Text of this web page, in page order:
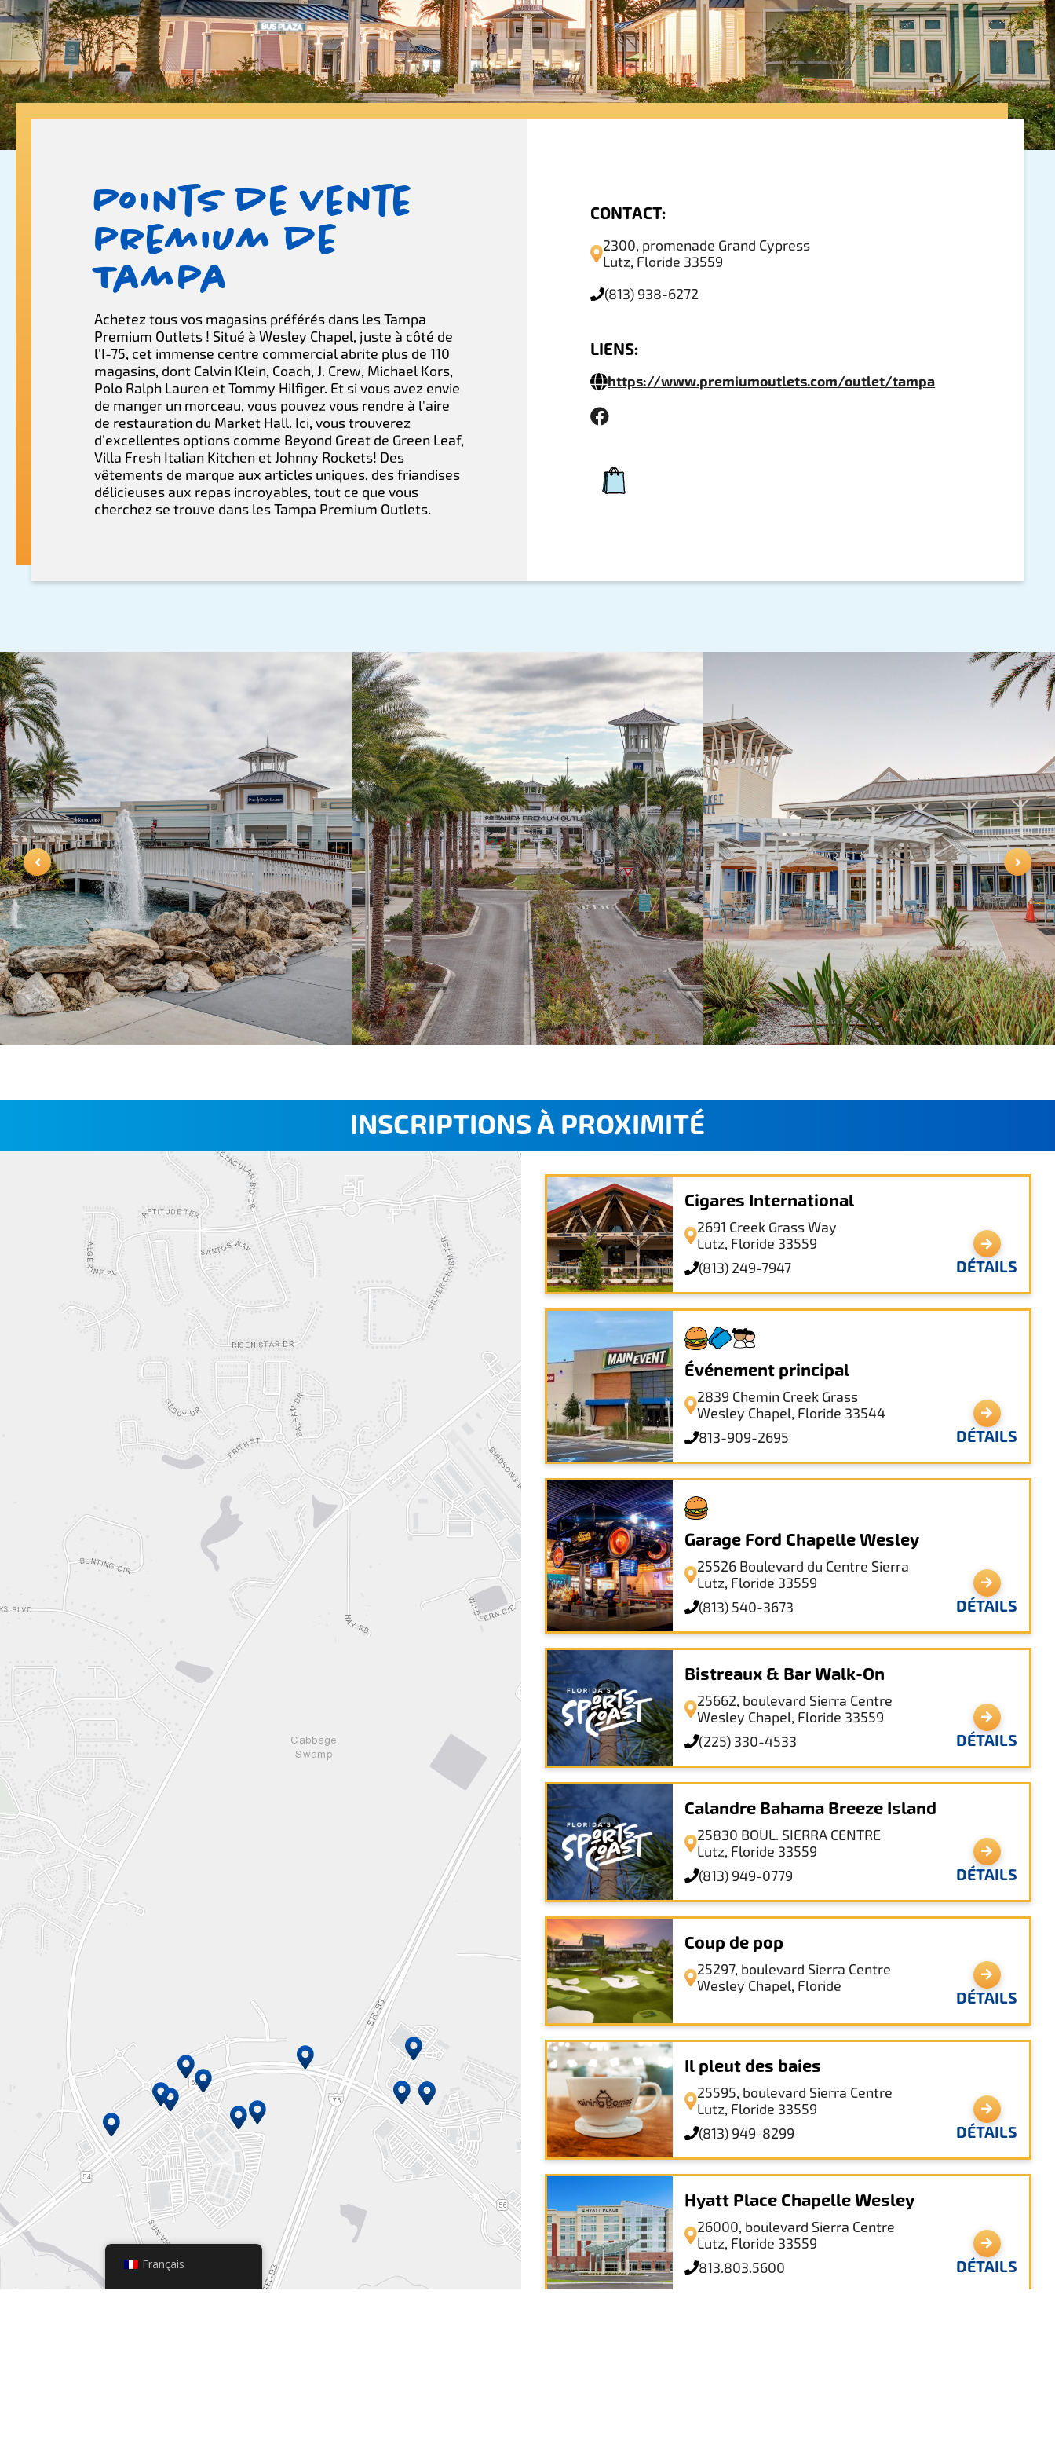
Points de vente
premium de
Tampa
Achetez tous vos magasins préférés dans les Tampa
Premium Outlets ! Situé à Wesley Chapel, juste à côté de
l'I-75, cet immense centre commercial abrite plus de 110
magasins, dont Calvin Klein, Coach, J. Crew, Michael Kors,
Polo Ralph Lauren et Tommy Hilfiger. Et si vous avez envie
de manger un morceau, vous pouvez vous rendre à l'aire
de restauration du Market Hall. Ici, vous trouverez
d'excellentes options comme Beyond Great de Green Leaf,
Villa Fresh Italian Kitchen et Johnny Rockets! Des
vêtements de marque aux articles uniques, des friandises
délicieuses aux repas incroyables, tout ce que vous
cherchez se trouve dans les Tampa Premium Outlets.
CONTACT:
2300, promenade Grand Cypress
Lutz, Floride 33559
(813) 938-6272
LIENS:
https://www.premiumoutlets.com/outlet/tampa
INSCRIPTIONS À PROXIMITÉ
Cigares International
2691 Creek Grass Way
Lutz, Floride 33559
(813) 249-7947
DÉTAILS
Événement principal
2839 Chemin Creek Grass
Wesley Chapel, Floride 33544
813-909-2695
DÉTAILS
Garage Ford Chapelle Wesley
25526 Boulevard du Centre Sierra
Lutz, Floride 33559
(813) 540-3673
DÉTAILS
Bistreaux & Bar Walk-On
25662, boulevard Sierra Centre
Wesley Chapel, Floride 33559
(225) 330-4533
DÉTAILS
Calandre Bahama Breeze Island
25830 BOUL. SIERRA CENTRE
Lutz, Floride 33559
(813) 949-0779
DÉTAILS
Coup de pop
25297, boulevard Sierra Centre
Wesley Chapel, Floride
DÉTAILS
Il pleut des baies
25595, boulevard Sierra Centre
Lutz, Floride 33559
(813) 949-8299
DÉTAILS
Hyatt Place Chapelle Wesley
26000, boulevard Sierra Centre
Lutz, Floride 33559
813.803.5600
DÉTAILS
Français